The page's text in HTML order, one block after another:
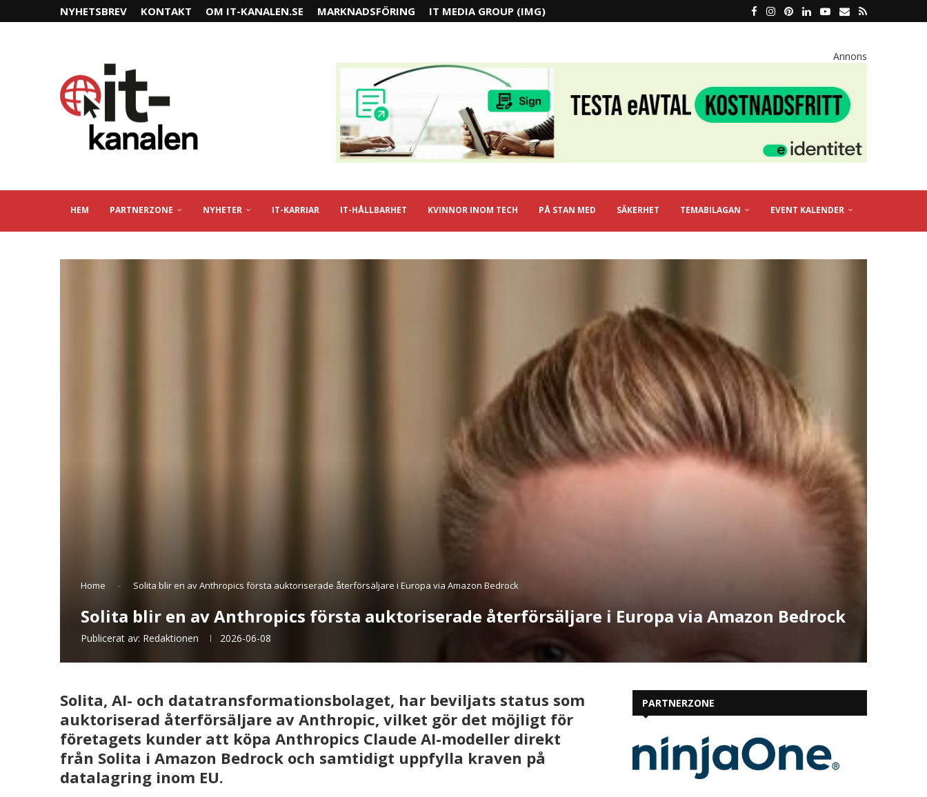
NYHETSBREV KONTAKT OM IT-KANALEN.SE MARKNADSFÖRING IT MEDIA GROUP (IMG)
Annons
HEM PARTNERZONE NYHETER IT-KARRIAR IT-HÅLLBARHET KVINNOR INOM TECH PÅ STAN MED SÄKERHET TEMABILAGAN EVENT KALENDER
Home - Solita blir en av Anthropics första auktoriserade återförsäljare i Europa via Amazon Bedrock
Solita blir en av Anthropics första auktoriserade återförsäljare i Europa via Amazon Bedrock
Publicerat av: Redaktionen 2026-06-08
Solita, AI- och datatransformationsbolaget, har beviljats status som
auktoriserad återförsäljare av Anthropic, vilket gör det möjligt för
företagets kunder att köpa Anthropics Claude AI-modeller direkt
från Solita i Amazon Bedrock och samtidigt uppfylla kraven på
datalagring inom EU.
PARTNERZONE